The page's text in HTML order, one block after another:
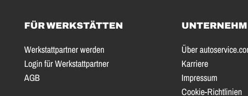
FÜR WERKSTÄTTEN
Werkstattpartner werden
Login für Werkstattpartner
AGB
Über
Karriere
Impressum
Cookie-Richtlinien